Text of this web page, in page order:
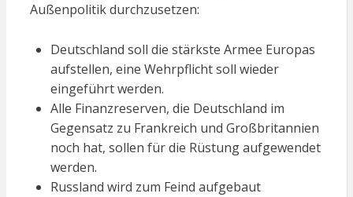
Außenpolitik durchzusetzen:
Deutschland soll die stärkste Armee Europas
aufstellen, eine Wehrpflicht soll wieder
eingeführt werden.
Alle Finanzreserven, die Deutschland im
Gegensatz zu Frankreich und Großbritannien
noch hat, sollen für die Rüstung aufgewendet
werden.
Russland wird zum Feind aufgebaut